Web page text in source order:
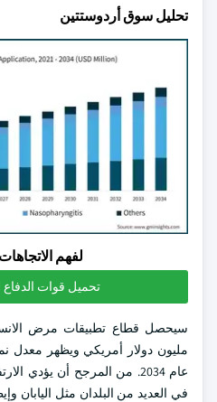
تحليل سوق أردوستتين
لفهم
تحميل قوات الدفاع
عام 2034. من المرجح أن يؤدي
في العديد من البلدان مثل اليابان